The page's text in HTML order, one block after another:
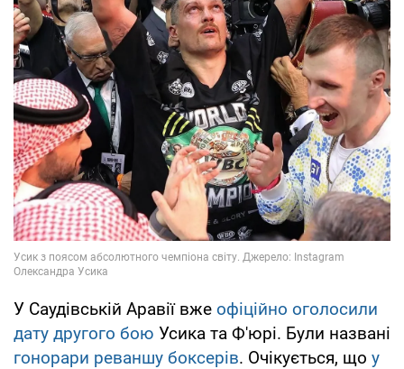
У Саудівській Аравії вже офіційно оголосили
дату другого бою Усика та Ф'юрі. Були названі
гонорари реваншу боксерів. Очікується, що у